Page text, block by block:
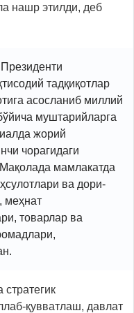
нашр этилди, деб
тадқиқотлар
асосланиб миллий
муштарийларга
жорий
чорагидаги
мамлакатда
ва дори-
меҳнат
товарлар ва
қувватлаш, давлат